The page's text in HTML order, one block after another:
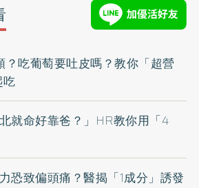
？吃葡萄要吐皮嗎？教你「超營
吃
就命好靠爸？」HR教你用「4
恐致偏頭痛？醫揭「1成分」誘發